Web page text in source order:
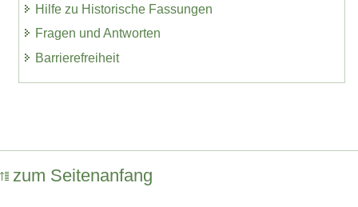
Hilfe zu Historische Fassungen
Fragen und Antworten
Barrierefreiheit
zum Seitenanfang